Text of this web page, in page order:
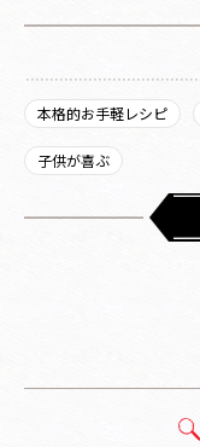
本格的お手軽レシピ
子供が喜ぶ